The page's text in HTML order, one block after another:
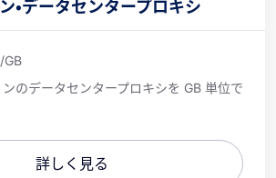
・データセンタープロキシ
/GB
のデータセンタープロキシを GB 単位で
詳しく見る